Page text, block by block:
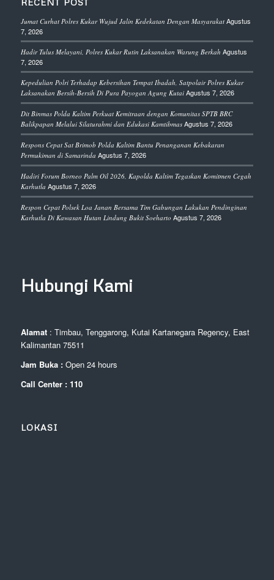
Jumat Curhat Polres Kukar Wujud Jalin Kedekatan Dengan Masyarakat Agustus
7, 2026
Hadir Tulus Melayani, Polres Kukar Rutin Laksanakan Warung Berkah Agustus
7, 2026
Kepedulian Polri Terhadap Kebersihan Tempat Ibadah, Satpolair Polres Kukar
Laksanakan Bersih-Bersih Di Pura Payogan Agung Kutai Agustus 7, 2026
Dit Binmas Polda Kaltim Perkuat Kemitraan dengan Komunitas SPTB BRC
Balikpapan Melalui Silaturahmi dan Edukasi Kamtibmas Agustus 7, 2026
Respons Cepat Sat Brimob Polda Kaltim Bantu Penanganan Kebakaran
Permukiman di Samarinda Agustus 7, 2026
Hadiri Forum Borneo Palm Oil 2026, Kapolda Kaltim Tegaskan Komitmen Cegah
Karhutla Agustus 7, 2026
Respon Cepat Polsek Loa Janan Bersama Tim Gabungan Lakukan Pendinginan
Karhutla Di Kawasan Hutan Lindung Bukit Soeharto Agustus 7, 2026
Hubungi Kami
Alamat: Timbau, Tenggarong, Kutai Kartanegara Regency, East
Kalimantan 75511
Jam Buka : Open 24 hours
Call Center : 110
LOKASI